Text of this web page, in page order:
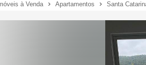
à Venda Apartamentos Santa